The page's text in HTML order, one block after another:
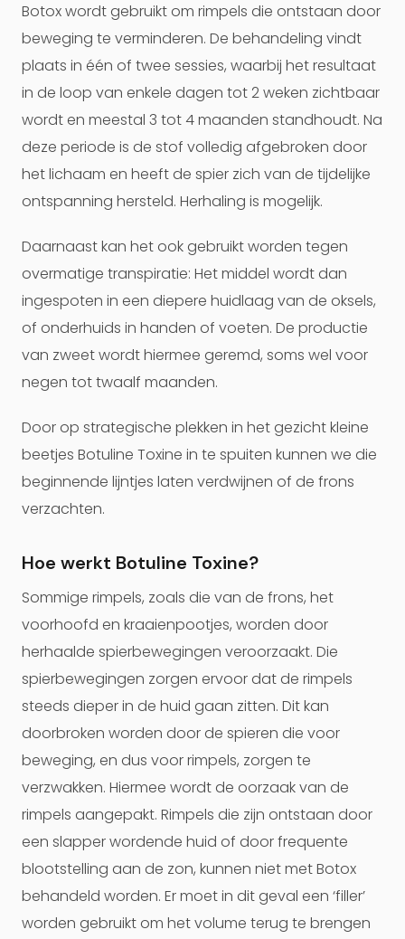
Botox wordt gebruikt om rimpels die ontstaan door
beweging te verminderen. De behandeling vindt
plaats in één of twee sessies, waarbij het resultaat
in de loop van enkele dagen tot 2 weken zichtbaar
wordt en meestal 3 tot 4 maanden standhoudt. Na
deze periode is de stof volledig afgebroken door
het lichaam en heeft de spier zich van de tijdelijke
ontspanning hersteld. Herhaling is mogelijk.
Daarnaast kan het ook gebruikt worden tegen
overmatige transpiratie: Het middel wordt dan
ingespoten in een diepere huidlaag van de oksels,
of onderhuids in handen of voeten. De productie
van zweet wordt hiermee geremd, soms wel voor
negen tot twaalf maanden.
Door op strategische plekken in het gezicht kleine
beetjes Botuline Toxine in te spuiten kunnen we die
beginnende lijntjes laten verdwijnen of de frons
verzachten.
Hoe werkt Botuline Toxine?
Sommige rimpels, zoals die van de frons, het
voorhoofd en kraaienpootjes, worden door
herhaalde spierbewegingen veroorzaakt. Die
spierbewegingen zorgen ervoor dat de rimpels
steeds dieper in de huid gaan zitten. Dit kan
doorbroken worden door de spieren die voor
beweging, en dus voor rimpels, zorgen te
verzwakken. Hiermee wordt de oorzaak van de
rimpels aangepakt. Rimpels die zijn ontstaan door
een slapper wordende huid of door frequente
blootstelling aan de zon, kunnen niet met Botox
behandeld worden. Er moet in dit geval een ‘filler’
worden gebruikt om het volume terug te brengen